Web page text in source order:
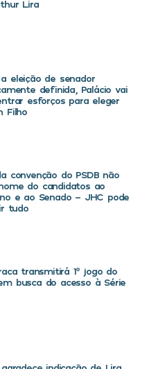
Lira
eleição de senador
definida, Palácio vai
esforços para eleger
Filho
convenção do PSDB não
do candidatos ao
e ao Senado – JHC pode
tudo
transmitirá 1º jogo do
busca do acesso à Série